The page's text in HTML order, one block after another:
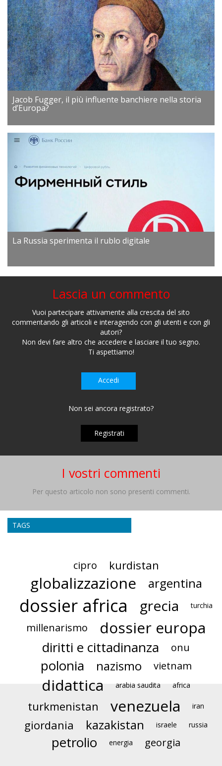
Jacob Fugger, il più influente banchiere nella storia
d’Europa?
La Russia sperimenta il rublo digitale
Lascia un commento
Vuoi partecipare attivamente alla crescita del sito
commentando gli articoli e interagendo con gli utenti e con gli
autori?
Non devi fare altro che accedere e lasciare il tuo segno.
Ti aspettiamo!
Accedi
Non sei ancora registrato?
Registrati
I vostri commenti
Per questo articolo non sono presenti commenti.
TAGS
cipro kurdistan
globalizzazione argentina
dossier africa grecia turchia
millenarismo dossier europa
diritti e cittadinanza onu
polonia nazismo vietnam
didattica arabia saudita africa
turkmenistan venezuela iran
giordania kazakistan israele russia
petrolio energia georgia